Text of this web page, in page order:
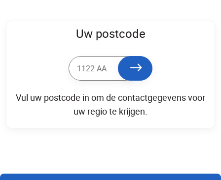
Uw postcode
Vul uw postcode in om de contactgegevens voor
uw regio te krijgen.